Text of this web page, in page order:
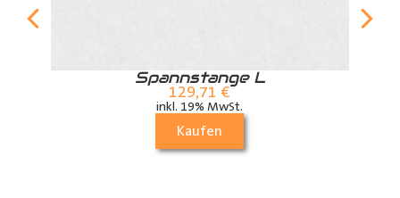
Spannstange L
129,71 €
inkl. 19% MwSt.
Kaufen